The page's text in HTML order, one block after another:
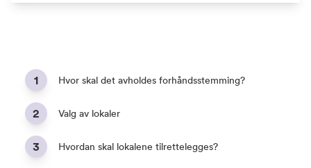
1 Hvor skal det avholdes forhåndsstemming?
2 Valg av lokaler
3 Hvordan skal lokalene tilrettelegges?